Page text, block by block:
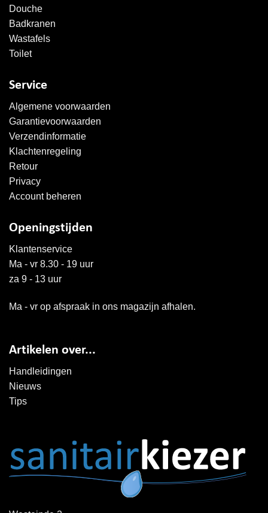
Douche
Badkranen
Wastafels
Toilet
Service
Algemene voorwaarden
Garantievoorwaarden
Verzendinformatie
Klachtenregeling
Retour
Privacy
Account beheren
Openingstijden
Klantenservice
Ma - vr 8.30 - 19 uur
za 9 - 13 uur
Ma - vr op afspraak in ons magazijn afhalen.
Artikelen over...
Handleidingen
Nieuws
Tips